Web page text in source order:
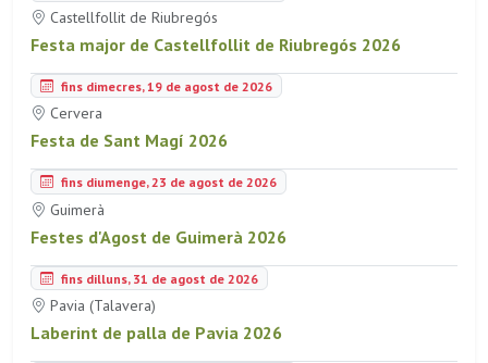
Castellfollit de Riubregós
Festa major de Castellfollit de Riubregós 2026
fins dimecres, 19 de agost de 2026
Cervera
Festa de Sant Magí 2026
fins diumenge, 23 de agost de 2026
Guimerà
Festes d'Agost de Guimerà 2026
fins dilluns, 31 de agost de 2026
Pavia (Talavera)
Laberint de palla de Pavia 2026